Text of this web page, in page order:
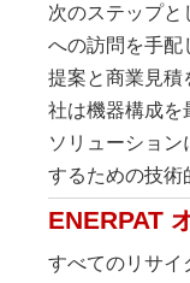
次のステップと
への訪問を手配
提案と商業見積
社は機器構成を
ソリューション
するための技術
ENERPAT
すべてのリサイ